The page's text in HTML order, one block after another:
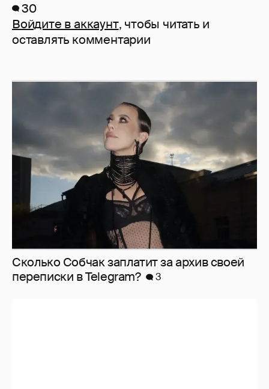
30
Войдите в аккаунт, чтобы читать и
оставлять комментарии
Сколько Собчак заплатит за архив своей
перeписки в Telegram?
3